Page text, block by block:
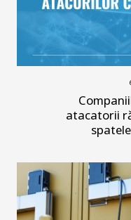
atacatorii